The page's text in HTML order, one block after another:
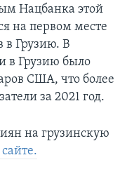
Нацбанка этой
на первом месте
в Грузию. В
в Грузию было
США, что более
за 2021 год.
на грузинскую